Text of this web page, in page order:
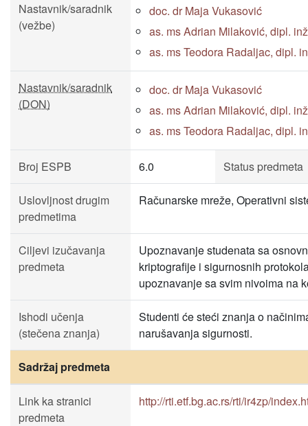
Nastavnik/saradnik
(vežbe)
doc. dr Maja Vukasović
as. ms Adrian Milaković, dipl.
as. ms Teodora Radaljac, dipl.
Nastavnik/saradnik
(DON)
doc. dr Maja Vukasović
as. ms Adrian Milaković, dipl.
as. ms Teodora Radaljac, dipl.
Broj ESPB 6.0 Status predmeta
Uslovljnost drugim
predmetima
Računarske mreže, Operativni
Ciljevi izučavanja
predmeta
Upoznavanje studenata sa
kriptografije i sigurnosnih
upoznavanje sa svim nivoima na
Ishodi učenja
(stečena znanja)
Studenti će steći znanja o
narušavanja sigurnosti.
Sadržaj predmeta
Link ka stranici
predmeta
http://rti.etf.bg.ac.rs/rti/ir4zp/